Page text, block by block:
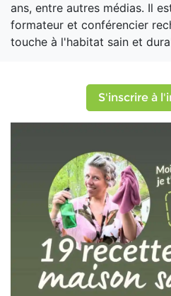
ans, entre autres médias. Il
formateur et conférencier
touche à l'habitat sain et
S'inscrire à